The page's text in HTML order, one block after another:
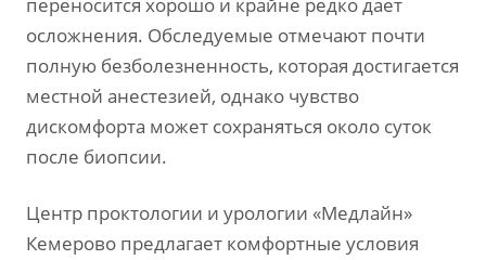
переносится хорошо и крайне редко дает
осложнения. Обследуемые отмечают почти
полную безболезненность, которая достигается
местной анестезией, однако чувство
дискомфорта может сохраняться около суток
после биопсии.
Центр проктологии и урологии «Медлайн»
Кемерово предлагает комфортные условия